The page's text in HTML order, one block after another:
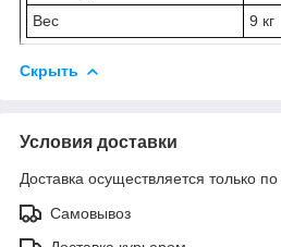
Вес
9 кг
Скрыть
Условия доставки
Доставка осуществляется только
Самовывоз